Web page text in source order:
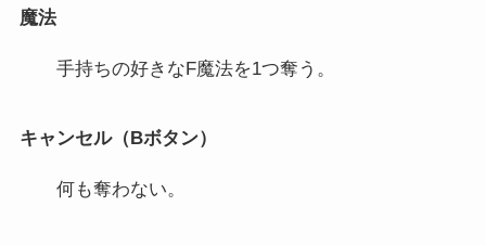
魔法
手持ちの好きなF魔法を1つ奪う。
キャンセル（Bボタン）
何も奪わない。